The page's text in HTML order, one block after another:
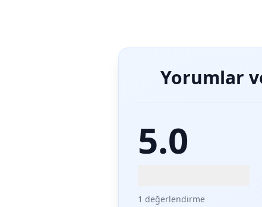
Yorumlar
5.0
1 değerlendirme